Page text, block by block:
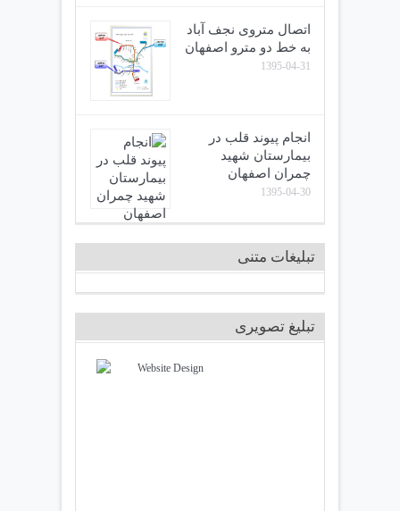
اتصال متروی نجف آباد
به خط دو مترو اصفهان
1395-04-31
انجام پیوند قلب در
بیمارستان شهید
چمران اصفهان
1395-04-30
تبلیغات متنی
تبلیغ تصویری